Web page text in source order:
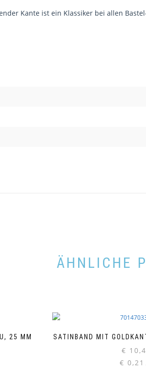
Kante ist ein Klassiker bei allen
ÄHNLICHE
25 MM
SATINBAND MIT
€
€ 0,21